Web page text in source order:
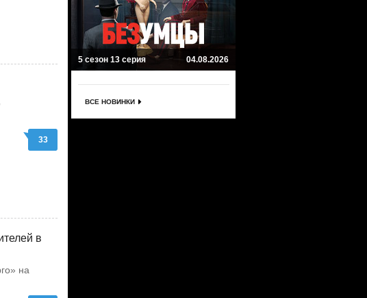
33
в
на
5 сезон 13 серия 04.08.2026
ВСЕ НОВИНКИ